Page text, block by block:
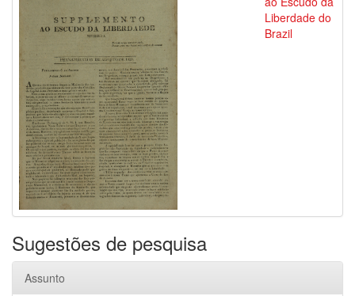
Liberdade do
Brazil
Sugestões de pesquisa
Assunto